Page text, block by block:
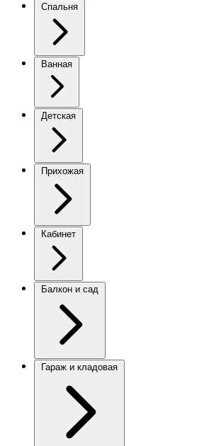
Спальня
Ванная
Детская
Прихожая
Кабинет
Балкон и сад
Гараж и кладовая